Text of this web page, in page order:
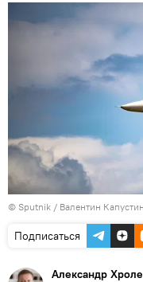
© Sputnik / Валентин Капустин
Подписаться
Александр